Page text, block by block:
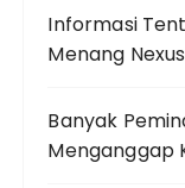
Informasi
Menang
Banyak
Menganggap